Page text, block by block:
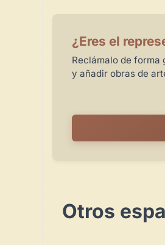
¿Eres el
Reclámalo de
y añadir obras de
Otros